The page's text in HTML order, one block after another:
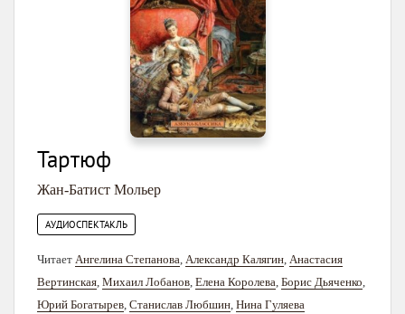
Тартюф
Жан-Батист Мольер
АУДИОСПЕКТАКЛЬ
Читает Ангелина Степанова, Александр Калягин, Анастасия
Вертинская, Михаил Лобанов, Елена Королева, Борис Дьяченко,
Юрий Богатырев, Станислав Любшин, Нина Гуляева